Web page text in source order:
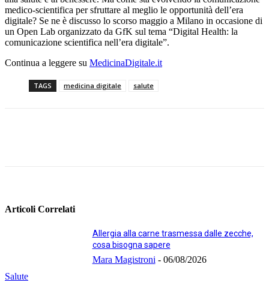
medico-scientifica per sfruttare al meglio le opportunità dell’era
digitale? Se ne è discusso lo scorso maggio a Milano in occasione di
un Open Lab organizzato da GfK sul tema “Digital Health: la
comunicazione scientifica nell’era digitale”.
Continua a leggere su MedicinaDigitale.it
TAGS medicina digitale salute
Articoli Correlati
Salute
Allergia alla carne trasmessa dalle zecche,
cosa bisogna sapere
Mara Magistroni - 06/08/2026